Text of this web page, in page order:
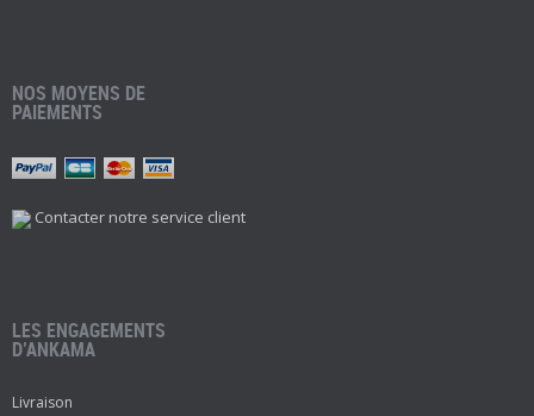
NOS MOYENS DE
PAIEMENTS
Contacter notre service client
LES ENGAGEMENTS
D’ANKAMA
Livraison